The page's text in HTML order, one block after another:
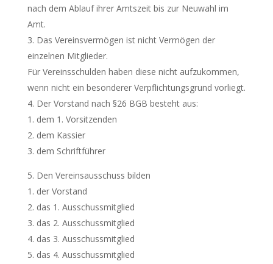
nach dem Ablauf ihrer Amtszeit bis zur Neuwahl im
Amt.
Das Vereinsvermögen ist nicht Vermögen der
einzelnen Mitglieder.
Für Vereinsschulden haben diese nicht aufzukommen,
wenn nicht ein besonderer Verpflichtungsgrund vorliegt.
Der Vorstand nach §26 BGB besteht aus:
dem 1. Vorsitzenden
dem Kassier
dem Schriftführer
Den Vereinsausschuss bilden
der Vorstand
das 1. Ausschussmitglied
das 2. Ausschussmitglied
das 3. Ausschussmitglied
das 4. Ausschussmitglied